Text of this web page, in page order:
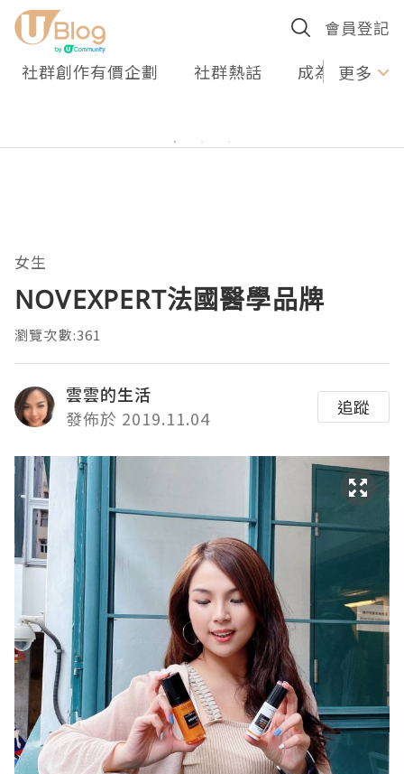
會員登記
社群創作有價企劃 社群熱話 成為U更多
女生
NOVEXPERT法國醫學品牌
瀏覽次數:361
雲雲的生活
發佈於 2019.11.04
追蹤